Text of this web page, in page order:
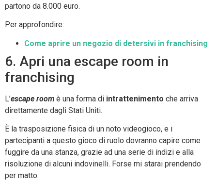
partono da 8.000 euro.
Per approfondire:
Come aprire un negozio di detersivi in franchising
6. Apri una escape room in
franchising
L’escape room è una forma di intrattenimento che arriva
direttamente dagli Stati Uniti.
È la trasposizione fisica di un noto videogioco, e i
partecipanti a questo gioco di ruolo dovranno capire come
fuggire da una stanza, grazie ad una serie di indizi e alla
risoluzione di alcuni indovinelli. Forse mi starai prendendo
per matto.